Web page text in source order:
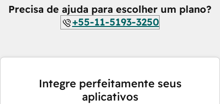
Precisa de ajuda para escolher um plano?
+55-11-5193-3250
Integre perfeitamente seus
aplicativos